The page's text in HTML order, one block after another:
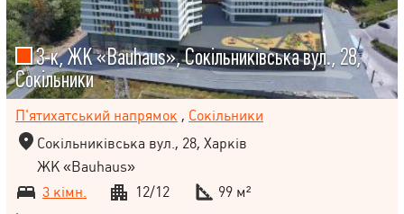
3-к, ЖК «Bauhaus», Сокільниківська вул., 28,
Сокільники
П'ятихатський напрямок , Сокільники
Сокільниківська вул., 28, Харків
ЖК «Bauhaus»
3 кімн.
12/12
99 м²